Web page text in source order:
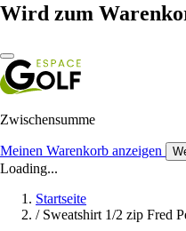
Wird zum
Zwischensumme
Meinen Warenkorb anzeigen
Loading...
Startseite
/ Sweatshirt 1/2 zip Fred